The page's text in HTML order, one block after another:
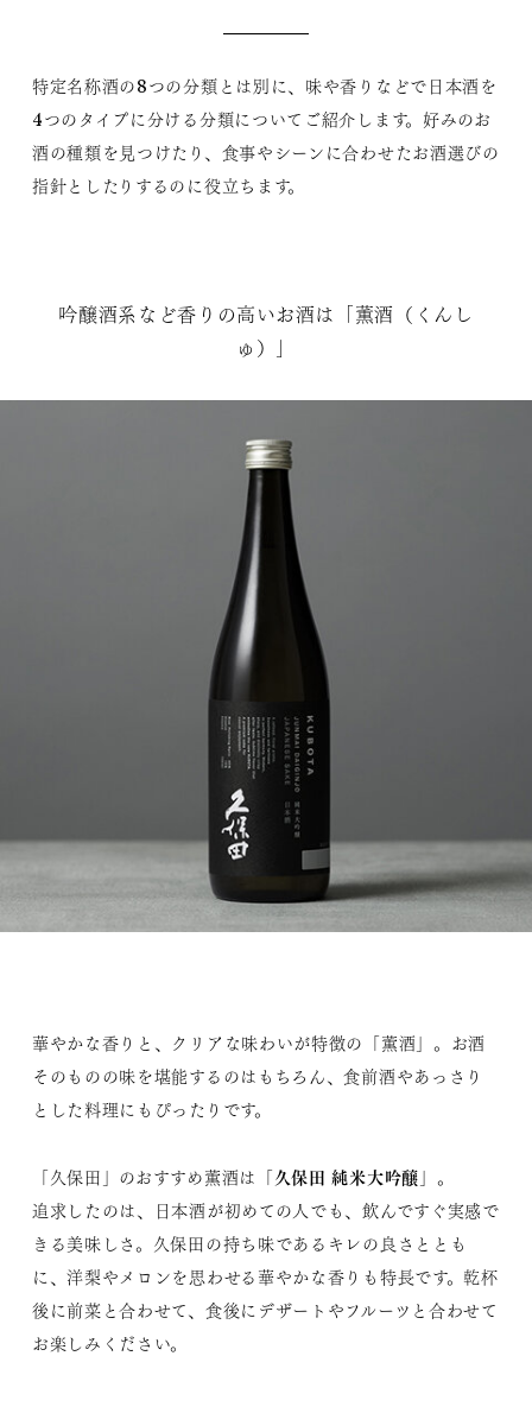
特定名称酒の8つの分類とは別に、味や香りなどで日本酒を
4つのタイプに分ける分類についてご紹介します。好みのお
酒の種類を見つけたり、食事やシーンに合わせたお酒選びの
指針としたりするのに役立ちます。
吟醸酒系など香りの高いお酒は「薫酒（くんし
ゅ）」
華やかな香りと、クリアな味わいが特徴の「薫酒」。お酒
そのものの味を堪能するのはもちろん、食前酒やあっさり
とした料理にもぴったりです。
「久保田」のおすすめ薫酒は「久保田 純米大吟醸 」。
追求したのは、日本酒が初めての人でも、飲んですぐ実感で
きる美味しさ。久保田の持ち味であるキレの良さととも
に、洋梨やメロンを思わせる華やかな香りも特長です。乾杯
後に前菜と合わせて、食後にデザートやフルーツと合わせて
お楽しみください。